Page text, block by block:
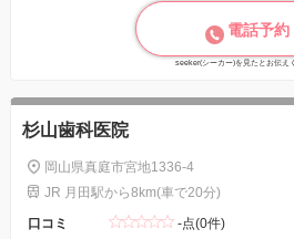
電話予約
seeker(シーカー)を見たとお伝え
杉山歯科医院
岡山県真庭市宮地1336-4
JR 月田駅から8km(車で20分)
口コミ
-点(0件)